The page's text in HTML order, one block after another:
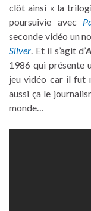
clôt ainsi « la
poursuivie avec
seconde vidéo un
Silver. Et il s’agit d’
1986 qui présente
jeu vidéo car il fut
aussi ça le
monde…